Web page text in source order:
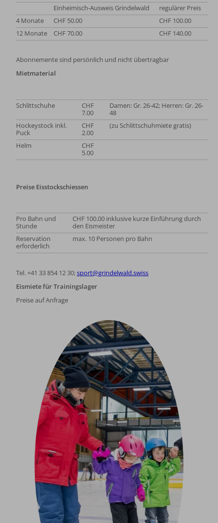
Einheimisch-Ausweis Grindelwald
regulärer Preis
4 Monate
CHF 50.00
CHF 100.00
12 Monate
CHF 70.00 CHF 140.00
Abonnemente sind persönlich und nicht übertragbar
Mietmaterial
Schlittschuhe
CHF
7.00
Damen: Gr. 26-42; Herren: Gr. 26-
48
Hockeystock inkl.
Puck
CHF
2.00
(zu Schlittschuhmiete gratis)
Helm
CHF
5.00
Preise Eisstockschiessen
Pro Bahn und
Stunde
CHF 100.00 inklusive kurze Einführung durch
den Eismeister
Reservation
erforderlich
max. 10 Personen pro Bahn
Tel. +41 33 854 12 30;sport@grindelwald.swiss
Eismiete für Trainingslager
Preise auf Anfrage